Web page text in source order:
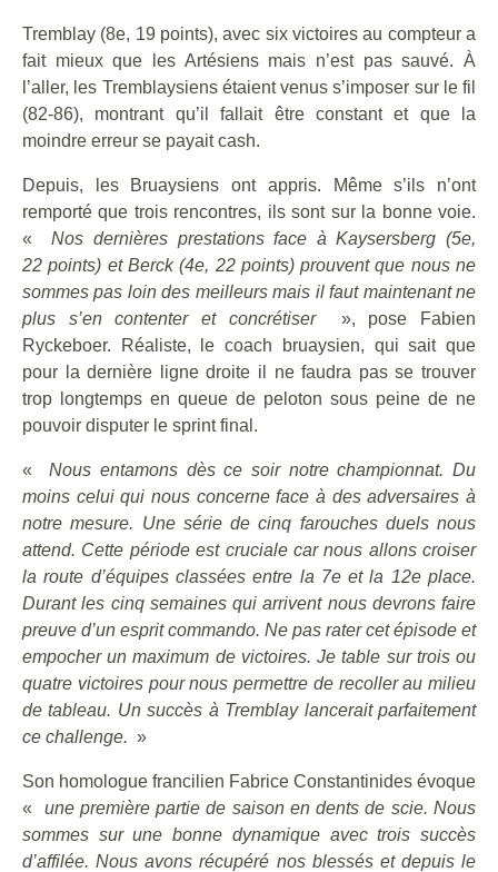
Tremblay (8e, 19 points), avec six victoires au compteur a
fait mieux que les Artésiens mais n’est pas sauvé. À
l’aller, les Tremblaysiens étaient venus s’imposer sur le fil
(82-86), montrant qu’il fallait être constant et que la
moindre erreur se payait cash.
Depuis, les Bruaysiens ont appris. Même s’ils n’ont
remporté que trois rencontres, ils sont sur la bonne voie.
«Nos dernières prestations face à Kaysersberg (5e,
22 points) et Berck (4e, 22 points) prouvent que nous ne
sommes pas loin des meilleurs mais il faut maintenant ne
plus s’en contenter et concrétiser», pose Fabien
Ryckeboer. Réaliste, le coach bruaysien, qui sait que
pour la dernière ligne droite il ne faudra pas se trouver
trop longtemps en queue de peloton sous peine de ne
pouvoir disputer le sprint final.
«Nous entamons dès ce soir notre championnat. Du
moins celui qui nous concerne face à des adversaires à
notre mesure. Une série de cinq farouches duels nous
attend. Cette période est cruciale car nous allons croiser
la route d’équipes classées entre la 7e et la 12e place.
Durant les cinq semaines qui arrivent nous devrons faire
preuve d’un esprit commando. Ne pas rater cet épisode et
empocher un maximum de victoires. Je table sur trois ou
quatre victoires pour nous permettre de recoller au milieu
de tableau. Un succès à Tremblay lancerait parfaitement
ce challenge. »
Son homologue francilien Fabrice Constantinides évoque
« une première partie de saison en dents de scie. Nous
sommes sur une bonne dynamique avec trois succès
d’affilée. Nous avons récupéré nos blessés et depuis le